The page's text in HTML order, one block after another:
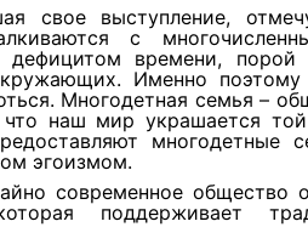
свое выступление,
с
дефицитом времени,
Именно
Многодетная семья –
наш мир украшается
эгоизмом.
современное общество
поддерживает